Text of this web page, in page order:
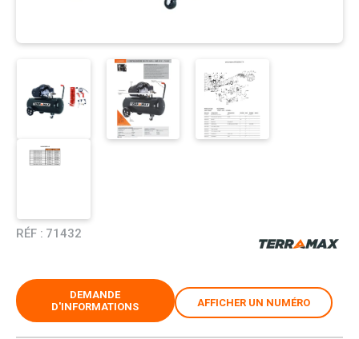
RÉF : 71432
DEMANDE
D'INFORMATIONS
AFFICHER UN NUMÉRO